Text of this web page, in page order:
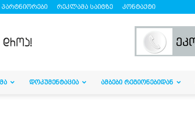
პარტნიორები რეკლამა საიტზე კონტაქტი
ᲓᲝᲙᲣᲛᲔᲜᲢᲐᲪᲘᲐ ᲐᲛᲑᲔᲑᲘ ᲠᲔᲒᲘᲝᲜᲔᲑᲘᲓᲐᲜ